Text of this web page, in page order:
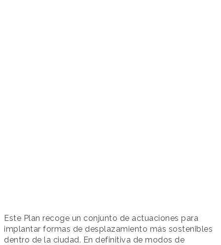
Este Plan recoge un conjunto de actuaciones para
implantar formas de desplazamiento más sostenibles
dentro de la ciudad. En definitiva de modos de